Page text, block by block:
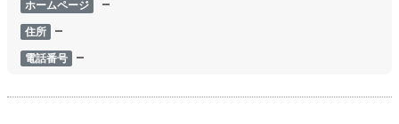
ホームページ
住所 –
電話番号 –